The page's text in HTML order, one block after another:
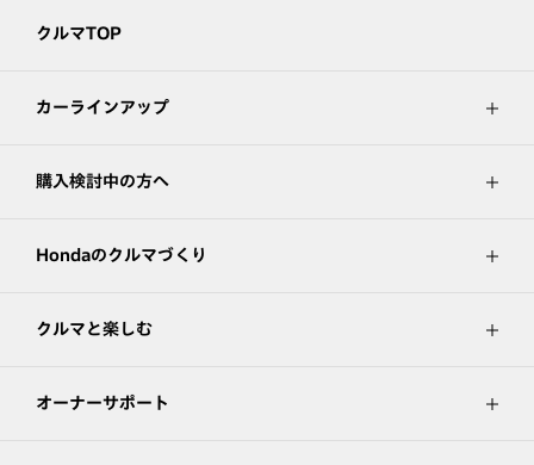
クルマTOP
カーラインアップ
購入検討中の方へ
Hondaのクルマづくり
クルマと楽しむ
オーナーサポート